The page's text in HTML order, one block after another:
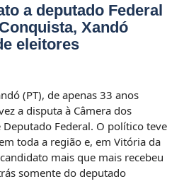
a deputado Federal
Xandó
eleitores
(PT), de apenas 33 anos
a disputa à Câmera dos
Federal. O político teve
toda a região e, em Vitória da
mais que mais recebeu
somente do deputado